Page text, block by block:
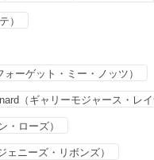
）
ーゲット・ミー・ノッツ）
（ギャリーモジャース・レイ
・ローズ）
ェニーズ・リボンズ）